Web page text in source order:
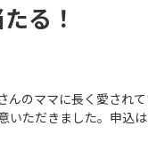
る！
のママに長く愛され
ただきました。申込